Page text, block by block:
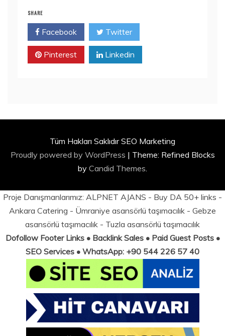
SHARE
Facebook Twitter
Pinterest Linkedin
Tüm Hakları Saklıdır SEO Marketing
Proudly powered by WordPress | Theme: Refined Blocks
by Candid Themes
Proje Danışmanlarımız: ALPNET AJANS - Buy DA 50+ links -
Ankara Catering - Ümraniye asansörlü taşımacılık - Gebze
asansörlü taşımacılık - Tuzla asansörlü taşımacılık
Dofollow Footer Links • Backlink Sales • Paid Guest Posts •
SEO Services • WhatsApp: +90 544 226 57 40